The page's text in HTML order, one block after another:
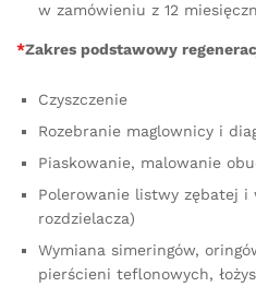
w zamówieniu z 12
*Zakres podstawowy
Czyszczenie
Rozebranie maglownicy i
Piaskowanie, malowanie
Polerowanie listwy zębatej i
rozdzielacza)
Wymiana simeringów,
pierścieni teflonowych,